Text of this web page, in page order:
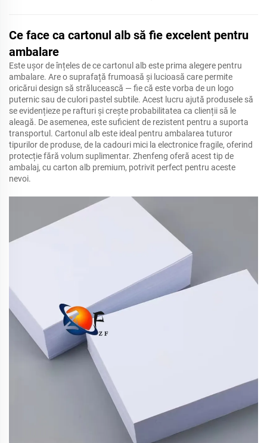
Ce face ca cartonul alb să fie excelent pentru
ambalare
Este ușor de înțeles de ce cartonul alb este prima alegere pentru
ambalare. Are o suprafață frumoasă și lucioasă care permite
oricărui design să strălucească — fie că este vorba de un logo
puternic sau de culori pastel subtile. Acest lucru ajută produsele să
se evidențieze pe rafturi și crește probabilitatea ca clienții să le
aleagă. De asemenea, este suficient de rezistent pentru a suporta
transportul. Cartonul alb este ideal pentru ambalarea tuturor
tipurilor de produse, de la cadouri mici la electronice fragile, oferind
protecție fără volum suplimentar. Zhenfeng oferă acest tip de
ambalaj, cu carton alb premium, potrivit perfect pentru aceste
nevoi.